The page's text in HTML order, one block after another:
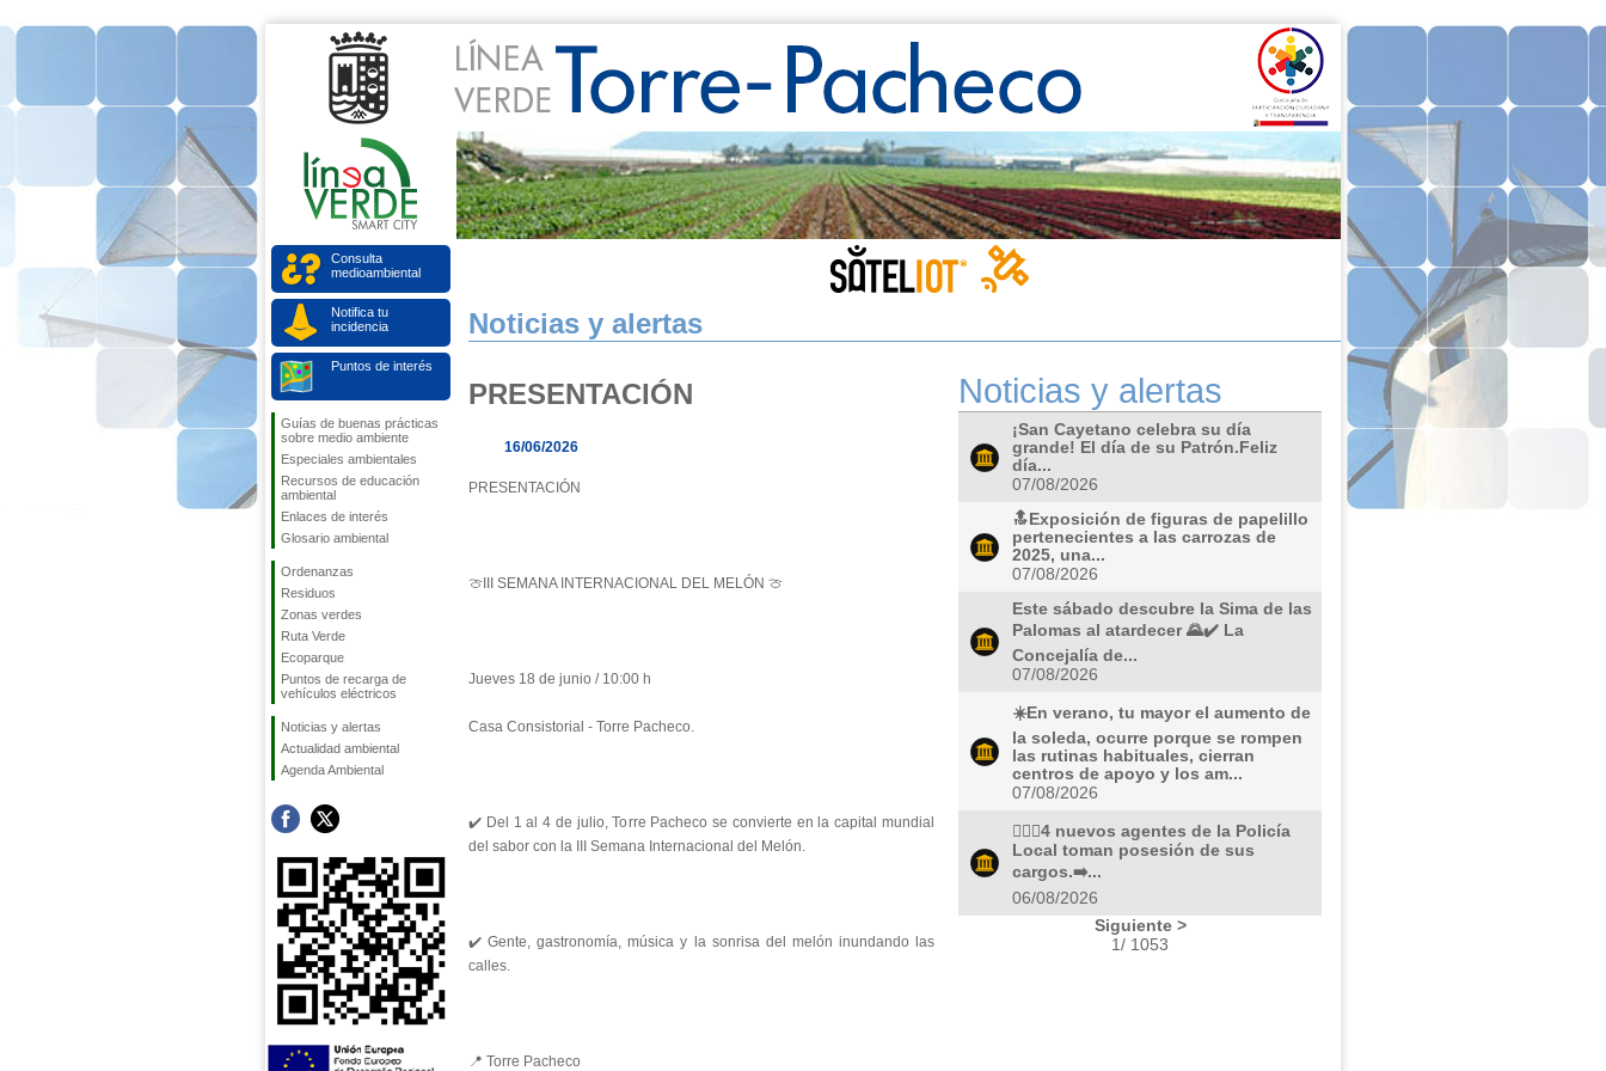
Consulta
medioambiental
Notifica tu
incidencia
Puntos de interés
Guías de buenas prácticas
sobre medio ambiente
Especiales ambientales
Recursos de educación
ambiental
Enlaces de interés
Glosario ambiental
Ordenanzas
Residuos
Zonas verdes
Ruta Verde
Ecoparque
Puntos de recarga de
vehículos eléctricos
Noticias y alertas
Actualidad ambiental
Agenda Ambiental
Noticias y alertas
PRESENTACIÓN
16/06/2026
PRESENTACIÓN
🍈III SEMANA INTERNACIONAL DEL MELÓN 🍈
Jueves 18 de junio / 10:00 h
Casa Consistorial - Torre Pacheco.
✔️ Del 1 al 4 de julio, Torre Pacheco se convierte en la capital mundial
del sabor con la III Semana Internacional del Melón.
✔️ Gente, gastronomía, música y la sonrisa del melón inundando las
calles.
📍 Torre Pacheco
Noticias y alertas
¡San Cayetano celebra su día
grande! El día de su Patrón.Feliz
día...
07/08/2026
🔝Exposición de figuras de papelillo
pertenecientes a las carrozas de
2025, una...
07/08/2026
Este sábado descubre la Sima de las
Palomas al atardecer 🌄✔️ La
Concejalía de...
07/08/2026
☀️En verano, tu mayor el aumento de
la soleda, ocurre porque se rompen
las rutinas habituales, cierran
centros de apoyo y los am...
07/08/2026
👮🏻‍♀️4 nuevos agentes de la Policía
Local toman posesión de sus
cargos.➡️...
06/08/2026
Siguiente >
1/ 1053